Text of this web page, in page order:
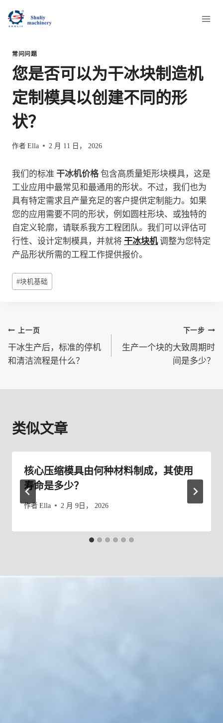
常问问题
您是否可以为干冰块制造机
定制模具以创建不同的形
状？
作者 Ella 2 月 11 日， 2026
我们的标准 干冰机价格包含高质量矩形块模具，这是
工业应用中最常见和最通用的形状。不过，我们也为
具有特定需求且产量充足的客户提供定制能力。如果
您的应用需要不同的形状，例如圆柱形块、或独特的
自定义轮廓，请联系我方工程团队。我们可以评估可
行性、设计定制模具，并就将 干冰块机调整为您特定
产品形状所需的工程工作提供报价。
文
章
#块机基础
文
章
上一页
干冰生产后，标准的停机
和清洁流程是什么？
下一步
生产一个块的大致周期时
间是多少？
类似文章
核心压缩模具由何种材料制成，其使用
寿命是多少？
作者 Ella 2 月 9日， 2026